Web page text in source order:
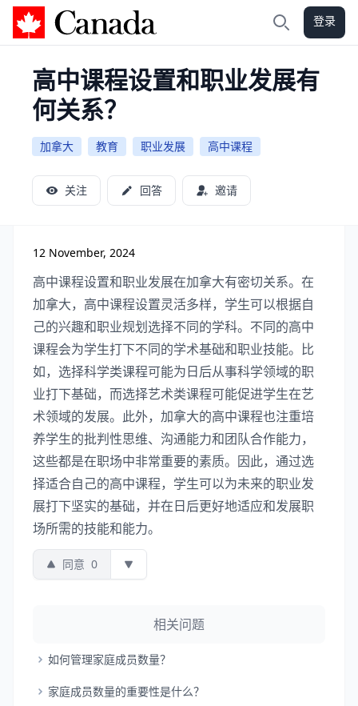
加拿大攻略 登录
高中课程设置和职业发展有
何关系？
加拿大 教育 职业发展 高中课程
关注 回答 邀请
12 November, 2024
高中课程设置和职业发展在加拿大有密切关系。在
加拿大，高中课程设置灵活多样，学生可以根据自
己的兴趣和职业规划选择不同的学科。不同的高中
课程会为学生打下不同的学术基础和职业技能。比
如，选择科学类课程可能为日后从事科学领域的职
业打下基础，而选择艺术类课程可能促进学生在艺
术领域的发展。此外，加拿大的高中课程也注重培
养学生的批判性思维、沟通能力和团队合作能力，
这些都是在职场中非常重要的素质。因此，通过选
择适合自己的高中课程，学生可以为未来的职业发
展打下坚实的基础，并在日后更好地适应和发展职
场所需的技能和能力。
同意 0
相关问题
如何管理家庭成员数量？
家庭成员数量的重要性是什么？